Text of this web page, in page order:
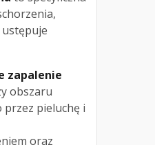
zapalenie
obszaru
pieluchę i
oraz